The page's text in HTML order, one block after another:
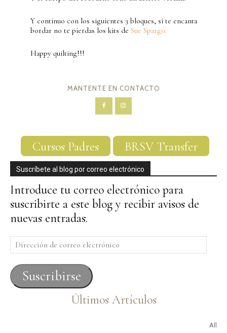
Y continuo con los siguientes 3 bloques, si te encanta
bordar no te pierdas los kits de Sue Spargo.
Happy quilting!!!
MANTENTE EN CONTACTO
Cursos Padres BRSV Transfer
Suscríbete al blog por correo electrónico
Introduce tu correo electrónico para
suscribirte a este blog y recibir avisos de
nuevas entradas.
Dirección
de
correo
electrónico
Suscribirse
Últimos Artículos
All